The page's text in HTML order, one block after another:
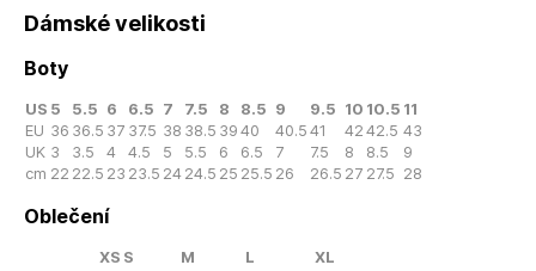
Dámské velikosti
Boty
US 5 5.5 6 6.5 7 7.5 8 8.5 9 9.5 10 10.5 11
EU 36 36.5 37 37.5 38 38.5 39 40 40.5 41 42 42.5 43
UK 3 3.5 4 4.5 5 5.5 6 6.5 7 7.5 8 8.5
9
cm 22 22.5 23 23.5 24 24.5 25 25.5 26 26.5 27 27.5 28
Oblečení
XS S M L
XL